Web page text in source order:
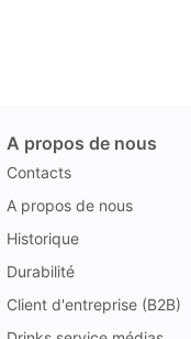
A propos de nous
Contacts
A propos de nous
Historique
Durabilité
Client d'entreprise (B2B)